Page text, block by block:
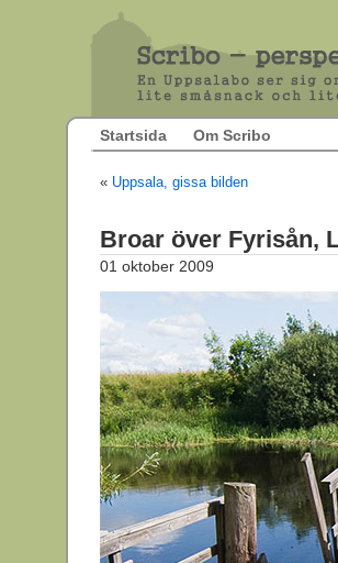
Startsida Om Scribo
« Uppsala, gissa bilden
Broar över Fyrisån,
01 oktober 2009